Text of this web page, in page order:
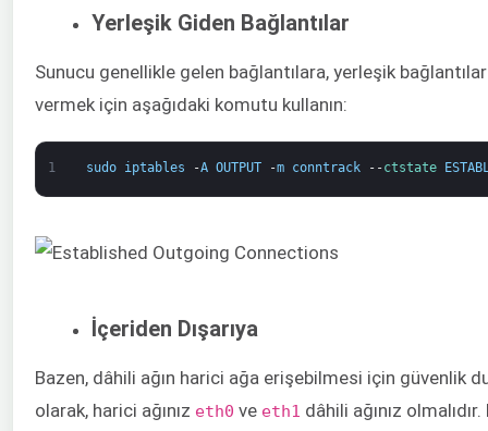
Yerleşik Giden Bağlantılar
Sunucu genellikle gelen bağlantılara, yerleşik
vermek için aşağıdaki komutu kullanın:
1 sudo iptables -A OUTPUT -m conntrack --ctstate
İçeriden Dışarıya
Bazen, dâhili ağın harici ağa erişebilmesi için güvenlik
olarak, harici ağınız ​eth0 ​ ve ​ eth1 dâhili ağınız